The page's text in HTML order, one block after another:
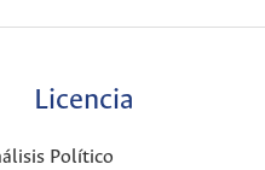
Licencia
Político